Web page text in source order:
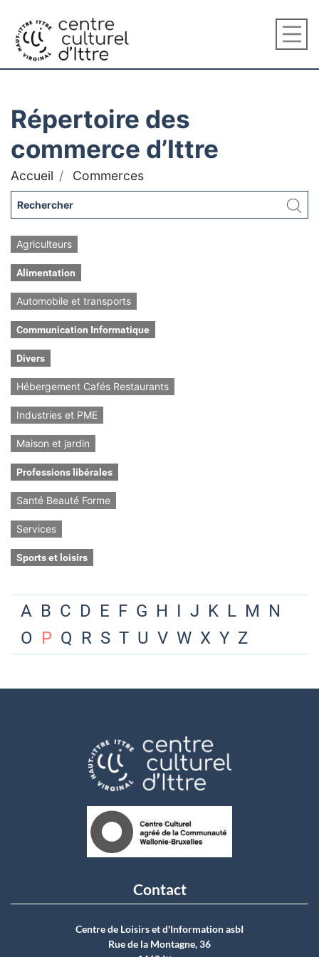
Répertoire des
commerce d’Ittre
Accueil Commerces
Agriculteurs
Alimentation
Automobile et transports
Communication Informatique
Divers
Hébergement Cafés Restaurants
Industries et PME
Maison et jardin
Professions libérales
Santé Beauté Forme
Services
Sports et loisirs
A B C D E F G H I J K L M N
O P Q R S T U V W X Y Z
Contact
Centre de Loisirs et d'Information asbI
Rue de la Montagne, 36